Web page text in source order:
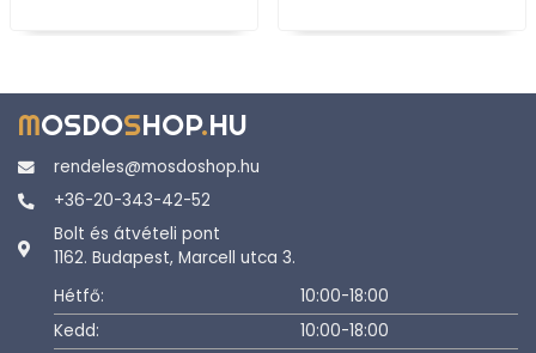
MOSDOSHOP.HU
rendeles@mosdoshop.hu
+36-20-343-42-52
Bolt és átvételi pont
1162. Budapest, Marcell utca 3.
Hétfő:
10:00-18:00
Kedd:
10:00-18:00